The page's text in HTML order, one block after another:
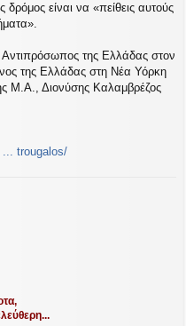
είναι να «πείθεις αυτούς
της Ελλάδας στον
της Ελλάδας στη Νέα Υόρκη
Μ.Α., Διονύσης Καλαμβρέζος
... trougalos/